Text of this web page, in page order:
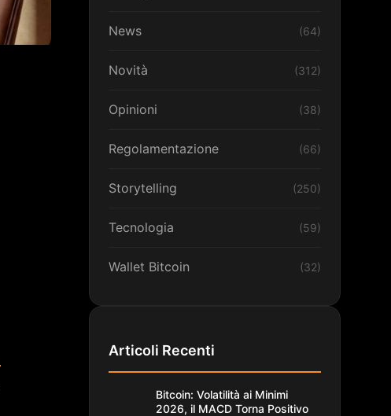
News (64)
Novità (312)
Opinioni (38)
Regolamentazione (66)
Storytelling (250)
Tecnologia (59)
Wallet Bitcoin (32)
Articoli Recenti
Bitcoin: Volatilità ai Minimi
2026, il MACD Torna Positivo